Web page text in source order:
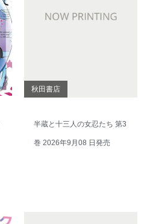
秋田書店
半蔵と十三人の女忍たち 第3
巻 2026年9月08 日発売